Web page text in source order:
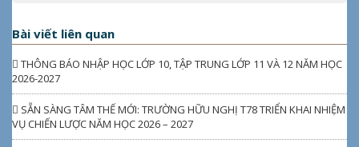
Bài viết liên quan
THÔNG BÁO NHẬP HỌC LỚP 10, TẬP TRUNG LỚP 11 VÀ 12 NĂM HỌC
2026-2027
SẴN SÀNG TÂM THẾ MỚI: TRƯỜNG HỮU NGHỊ T78 TRIỂN KHAI NHIỆM
VỤ CHIẾN LƯỢC NĂM HỌC 2026 – 2027